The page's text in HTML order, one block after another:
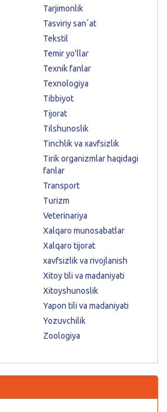
Tarjimonlik
Tasviriy sanʼat
Tekstil
Temir yo'llar
Texnik fanlar
Texnologiya
Tibbiyot
Tijorat
Tilshunoslik
Tinchlik va xavfsizlik
Tirik organizmlar haqidagi
fanlar
Transport
Turizm
Veterinariya
Xalqaro munosabatlar
Xalqaro tijorat
xavfsizlik va rivojlanish
Xitoy tili va madaniyati
Xitoyshunoslik
Yapon tili va madaniyati
Yozuvchilik
Zoologiya